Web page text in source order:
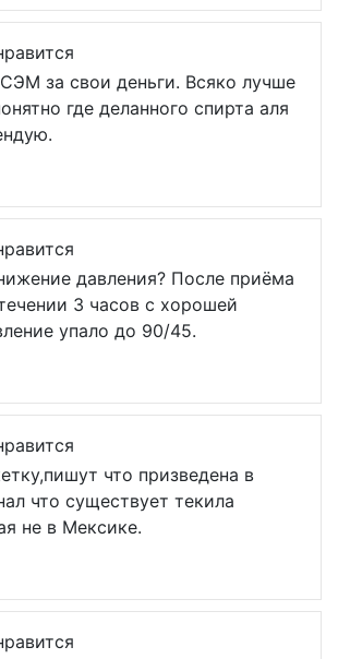
за свои деньги. Всяко лучше
где деланного спирта аля
давления? После приёма
3 часов с хорошей
упало до 90/45.
что призведена в
что существует текила
не в Мексике.